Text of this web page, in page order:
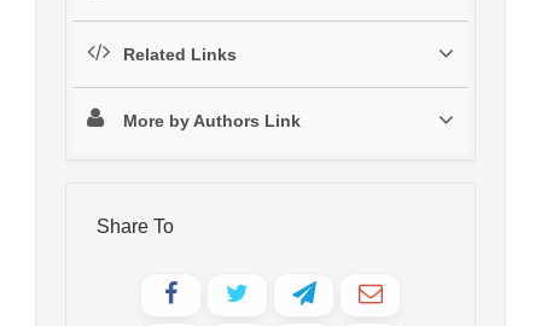
Related Links
More by Authors Link
Share To